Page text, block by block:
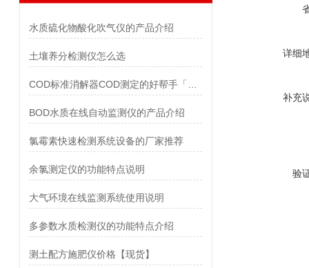
水质硫化物酸化吹气仪的产品介绍
土壤养分检测仪怎么选
BOD水质在线自动监测仪的产品介绍
氯霉素快速检测系统设备的厂家推荐
余氯测定仪的功能特点说明
大气环境在线监测系统使用说明
多参数水质检测仪的功能特点介绍
测土配方施肥仪价格【现货】
详细
补充
验